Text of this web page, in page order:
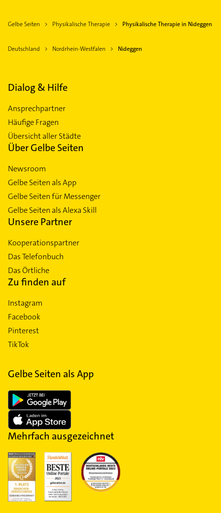
Gelbe Seiten Physikalische Therapie Physikalische Therapie in Nideggen
Deutschland Nordrhein-Westfalen Nideggen
Dialog & Hilfe
Ansprechpartner
Häufige Fragen
Übersicht aller Städte
Über Gelbe Seiten
Newsroom
Gelbe Seiten als App
Gelbe Seiten für Messenger
Gelbe Seiten als Alexa Skill
Unsere Partner
Kooperationspartner
Das Telefonbuch
Das Örtliche
Zu finden auf
Instagram
Facebook
Pinterest
TikTok
Gelbe Seiten als App
Mehrfach ausgezeichnet